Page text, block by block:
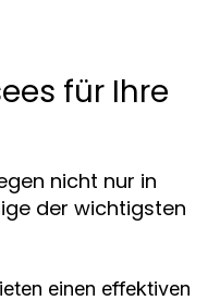
für Ihre
nicht nur in
der wichtigsten
einen effektiven